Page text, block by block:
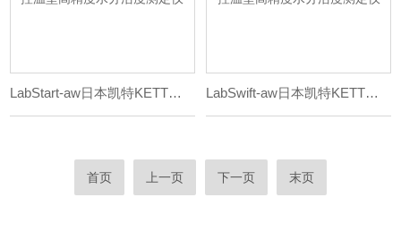
LabStart-aw日本凯特KETT控温型高精度水分活度测定仪 LabSwift-aw日本凯特KETT控温型高精度水分活度测定仪
首页 上一页 下一页 末页